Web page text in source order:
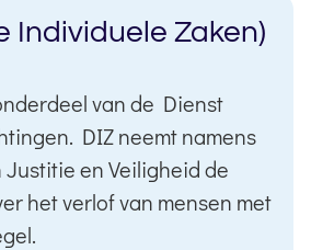
Individuele Zaken)
van de Dienst
DIZ neemt namens
en Veiligheid de
het verlof van mensen met